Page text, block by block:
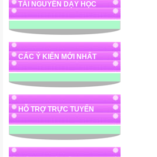
TÀI NGUYÊN DẠY HỌC
CÁC Ý KIẾN MỚI NHẤT
HỖ TRỢ TRỰC TUYẾN